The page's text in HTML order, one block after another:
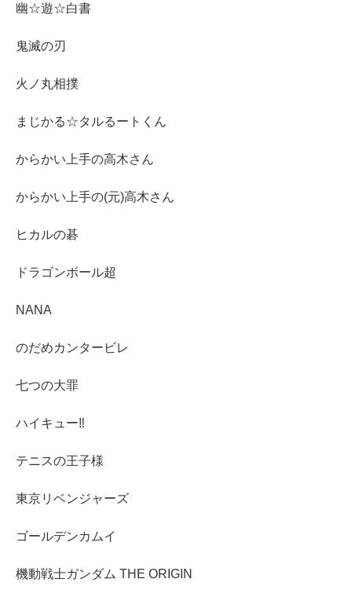
幽☆遊☆白書
鬼滅の刃
火ノ丸相撲
まじかる☆タルるートくん
からかい上手の高木さん
からかい上手の(元)高木さん
ヒカルの碁
ドラゴンボール超
NANA
のだめカンタービレ
七つの大罪
ハイキュー‼︎
テニスの王子様
東京リベンジャーズ
ゴールデンカムイ
機動戦士ガンダム THE ORIGIN